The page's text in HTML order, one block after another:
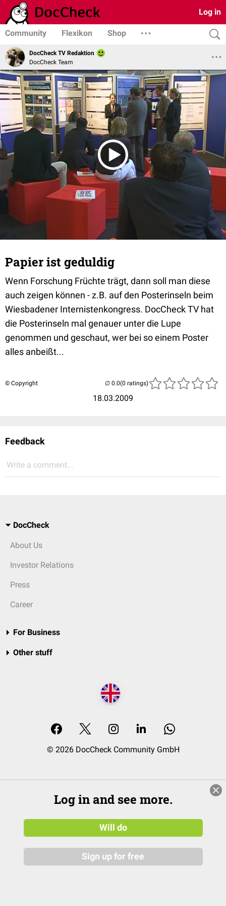
Log in
Community Flexikon Shop
DocCheck TV Redaktion
DocCheck Team
Papier ist geduldig
Wenn Forschung Früchte trägt, dann soll man diese
auch zeigen können - z.B. auf den Posterinseln beim
Wiesbadener Internistenkongress. DocCheck TV hat
die Posterinseln mal genauer unter die Lupe
genommen und geschaut, wer bei so einem Poster
alles anbeißt...
© Copyright
18.03.2009
(0 ratings)
Feedback
Write a comment...
DocCheck
About Us
Investor Relations
Press
Career
For Business
Other stuff
© 2026 DocCheck Community GmbH
Log in and see more.
Will do
Sign up for free